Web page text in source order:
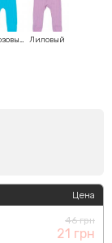
Бирюзовый Лиловый
Цена
46 грн
21 грн